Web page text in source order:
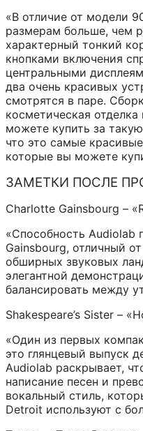
«В отличие от модели
размерам больше, чем
характерный тонкий
кнопками включения
центральными
два очень красивых
смотрятся в паре.
косметическая
можете купить за
что это самые
которые вы можете
ЗАМЕТКИ ПОСЛЕ
Charlotte Gainsbourg –
«Способность Audiolab
Gainsbourg, отличный
обширных звуковых
элегантной
балансировать между
Shakespeare’s Sister –
«Один из первых
это глянцевый выпуск
Audiolab раскрывает,
написание песен и
вокальный стиль,
Detroit используют с